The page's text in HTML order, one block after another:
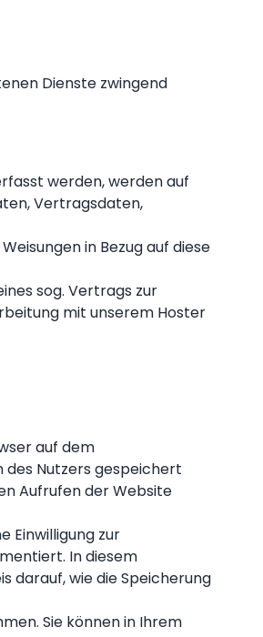
Dienste zwingend
werden, werden auf
Vertragsdaten,
in Bezug auf diese
sog. Vertrags zur
mit unserem Hoster
auf dem
des Nutzers gespeichert
Aufrufen der Website
Einwilligung zur
In diesem
darauf, wie die Speicherung
Sie können in Ihrem